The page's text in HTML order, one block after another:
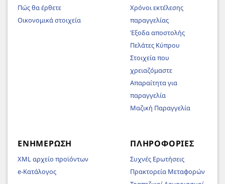
Πώς θα έρθετε
Οικονομικά στοιχεία
Χρόνοι εκτέλεσης
παραγγελίας
Έξοδα αποστολής
Πελάτες Κύπρου
Στοιχεία που
χρειαζόμαστε
Απαραίτητα για
παραγγελία
Μαζική Παραγγελία
ΕΝΗΜΈΡΩΣΗ
XML αρχείο προϊόντων
e-Κατάλογος
ΠΛΗΡΟΦΟΡΊΕΣ
Συχνές Ερωτήσεις
Πρακτορεία Μεταφορών